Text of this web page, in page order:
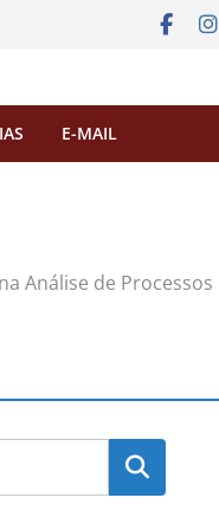
E-MAIL
Análise de Processos
Pesquisar